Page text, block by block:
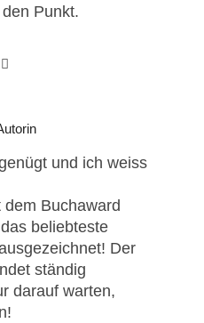
Punkt.
und ich weiss
Buchaward
beliebteste
Der
ständig
darauf warten,